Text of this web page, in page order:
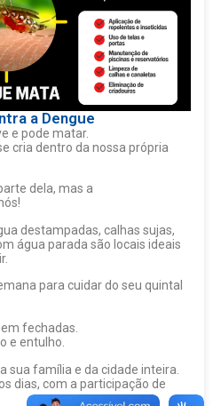
a Dengue
e pode matar.
cria dentro da nossa própria
dela, mas a
destampadas, calhas sujas,
água parada são locais ideais
para cuidar do seu quintal
fechadas.
e entulho.
sua família e da cidade inteira.
dias, com a participação de